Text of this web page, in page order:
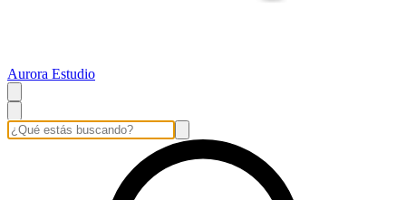
Aurora Estudio